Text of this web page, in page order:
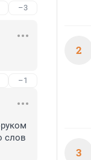
–3
–1
слов
2
3